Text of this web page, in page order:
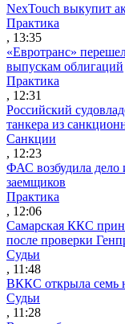
NexTouch выкупит
Практика
, 13:35
«Евротранс»
выпускам облигаций
Практика
, 12:31
Российский
танкера из
Санкции
, 12:23
ФАС возбудила дело
заемщиков
Практика
, 12:06
Самарская ККС
после проверки
Судьи
, 11:48
ВККС открыла семь
Судьи
, 11:28